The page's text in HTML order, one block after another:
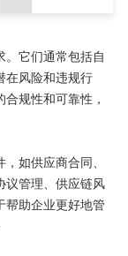
它们通常包括自
在风险和违规行
规性和可靠性，
如供应商合同、
议管理、供应链风
帮助企业更好地管